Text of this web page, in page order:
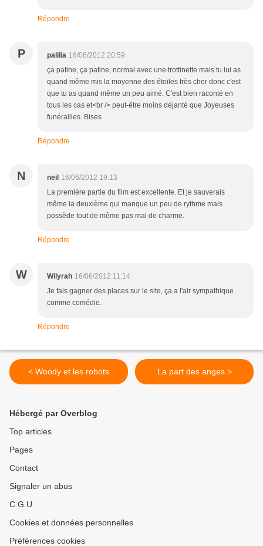
Répondre
P palilia 16/06/2012 20:59
ça patine, ça patine, normal avec une trottinette mais tu lui as
quand même mis la moyenne des étoiles très cher donc c'est
que tu as quand même un peu aimé. C'est bien raconté en
tous les cas et<br /> peut-être moins déjanté que Joyeuses
funérailles. Bises
Répondre
N neil 16/06/2012 19:13
La première partie du film est excellente. Et je sauverais
même la deuxième qui manque un peu de rythme mais
possède tout de même pas mal de charme.
Répondre
W Wilyrah 16/06/2012 11:14
Je fais gagner des places sur le site, ça a l'air sympathique
comme comédie.
Répondre
< Woody et les robots La part des anges >
Hébergé par Overblog
Top articles
Pages
Contact
Signaler un abus
C.G.U.
Cookies et données personnelles
Préférences cookies